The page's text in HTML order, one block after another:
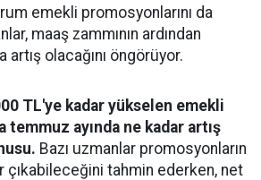
emekli promosyonlarını da
maaş zammının ardından
olacağını öngörüyor.
TL'ye kadar yükselen emekli
temmuz ayında ne kadar artış
Bazı uzmanlar promosyonların
çıkabileceğini tahmin ederken, net